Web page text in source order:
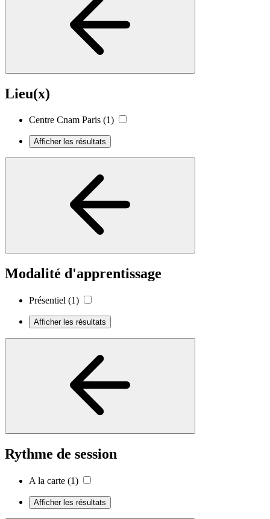
Lieu(x)
Centre Cnam Paris (1)
Afficher les résultats
Modalité d'apprentissage
Présentiel (1)
Afficher les résultats
Rythme de session
A la carte (1)
Afficher les résultats